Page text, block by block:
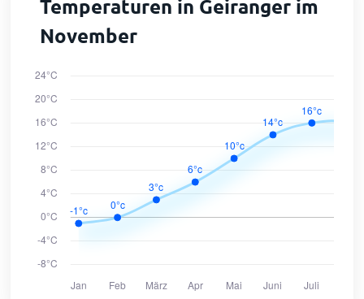
Temperaturen in Geiranger im
November